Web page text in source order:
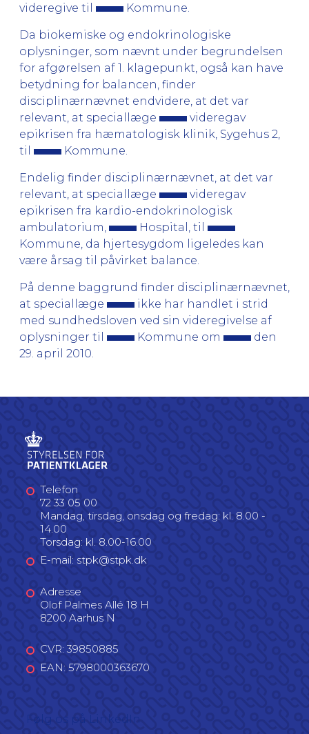
videregive til
Kommune.
Da biokemiske og endokrinologiske
oplysninger, som nævnt under begrundelsen
for afgørelsen af 1. klagepunkt, også kan have
betydning for balancen, finder
disciplinærnævnet endvidere, at det var
relevant, at speciallæge
videregav
epikrisen fra hæmatologisk klinik, Sygehus 2,
til
Kommune.
Endelig finder disciplinærnævnet, at det var
relevant, at speciallæge
videregav
epikrisen fra kardio-endokrinologisk
ambulatorium,
Hospital, til
Kommune, da hjertesygdom ligeledes kan
være årsag til påvirket balance.
På denne baggrund finder disciplinærnævnet,
at speciallæge
ikke har handlet i strid
med sundhedsloven ved sin videregivelse af
oplysninger til
Kommune om
den
29. april 2010.
Telefon
72 33 05 00
Mandag, tirsdag, onsdag og fredag: kl. 8.00 -
14.00
Torsdag: kl. 8.00-16.00
E-mail: stpk@stpk.dk
Adresse
Olof Palmes Allé 18 H
8200 Aarhus N
CVR: 39850885
EAN: 5798000363670